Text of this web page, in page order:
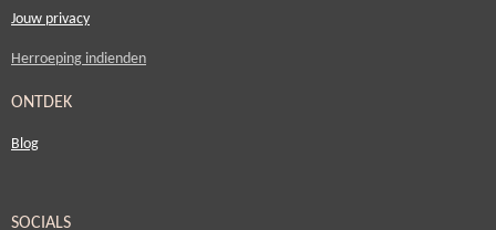
Jouw privacy
Herroeping indienden
ONTDEK
Blog
SOCIALS